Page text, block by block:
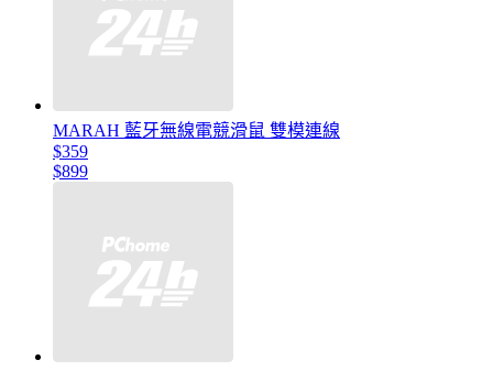
MARAH 藍牙無線電競滑鼠 雙模連線
$359
$899